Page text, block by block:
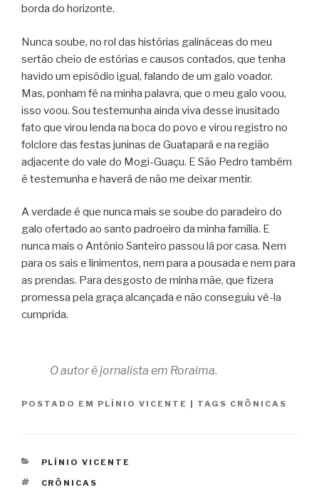
borda do horizonte.
Nunca soube, no rol das histórias galináceas do meu
sertão cheio de estórias e causos contados, que tenha
havido um episódio igual, falando de um galo voador.
Mas, ponham fé na minha palavra, que o meu galo voou,
isso voou. Sou testemunha ainda viva desse inusitado
fato que virou lenda na boca do povo e virou registro no
folclore das festas juninas de Guatapará e na região
adjacente do vale do Mogi-Guaçu. E São Pedro também
é testemunha e haverá de não me deixar mentir.
A verdade é que nunca mais se soube do paradeiro do
galo ofertado ao santo padroeiro da minha família. E
nunca mais o Antônio Santeiro passou lá por casa. Nem
para os sais e linimentos, nem para a pousada e nem para
as prendas. Para desgosto de minha mãe, que fizera
promessa pela graça alcançada e não conseguiu vê-la
cumprida.
O autor é jornalista em Roraima.
POSTADO EM PLÍNIO VICENTE | TAGS CRÔNICAS
CATEGORIAS
PLÍNIO VICENTE
TAGS
CRÔNICAS